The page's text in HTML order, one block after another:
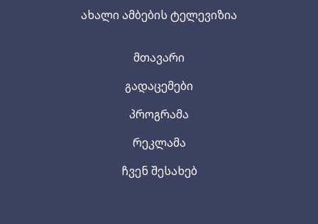
ახალი ამბების ტელევიზია
მთავარი
გადაცემები
პროგრამა
რეკლამა
ჩვენ შესახებ